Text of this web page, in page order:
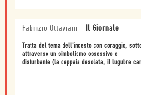
Fabrizio Ottaviani - Il Giornale
Tratta del tema dell'incesto con coraggio,
attraverso un simbolismo ossessivo e
disturbante (la ceppaia desolata, il lugubre